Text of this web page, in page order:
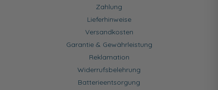
Zahlung
Lieferhinweise
Versandkosten
Garantie & Gewährleistung
Reklamation
Widerrufsbelehrung
Batterieentsorgung